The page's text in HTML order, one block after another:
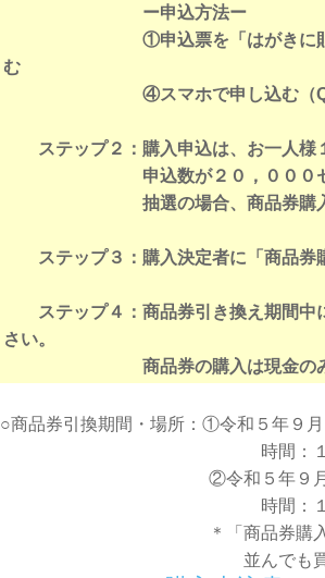
ー申込方法ー
①申込票を「はがきに貼付」
む
④スマホで申し込む（QR
ステップ２：購入申込は、お一人様
申込数が２０，０００
抽選の場合、商品券購入引換券
ステップ３：購入決定者に「商品券
ステップ４：商品券引き換え期間中
さい。
商品券の購入は現金のみ
○商品券引換期間・場所：①令和５年９
時間：１0：００～１６
②令和５年９月２５日（
時間：１０：００～１６
＊「商品券購
並んでも